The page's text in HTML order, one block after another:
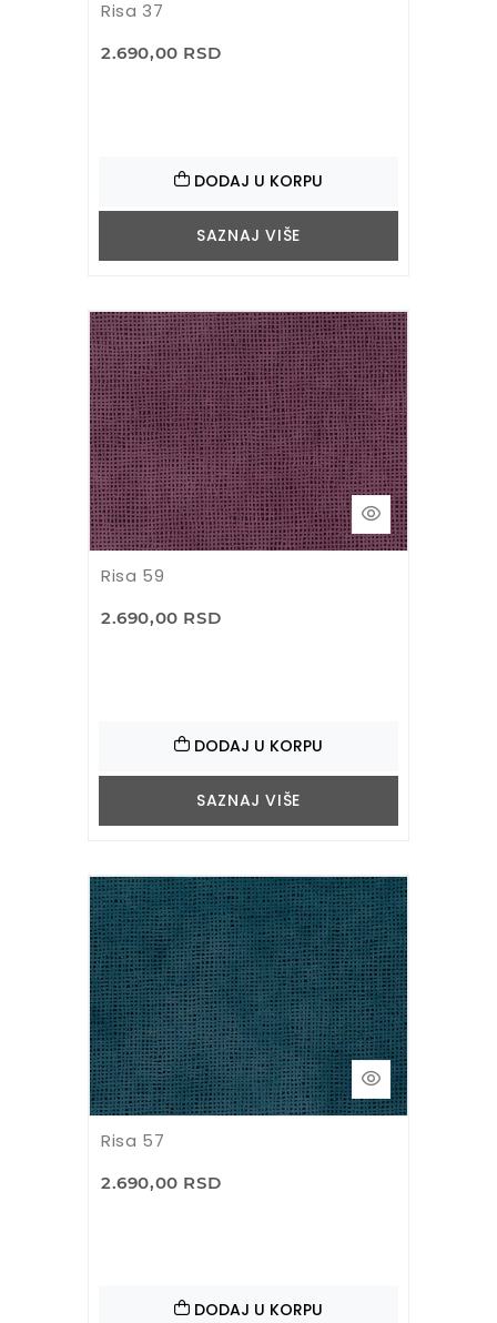
Risa 37
2.690,00 RSD
DODAJ U KORPU
SAZNAJ VIŠE
Risa 59
2.690,00 RSD
DODAJ U KORPU
SAZNAJ VIŠE
Risa 57
2.690,00 RSD
DODAJ U KORPU